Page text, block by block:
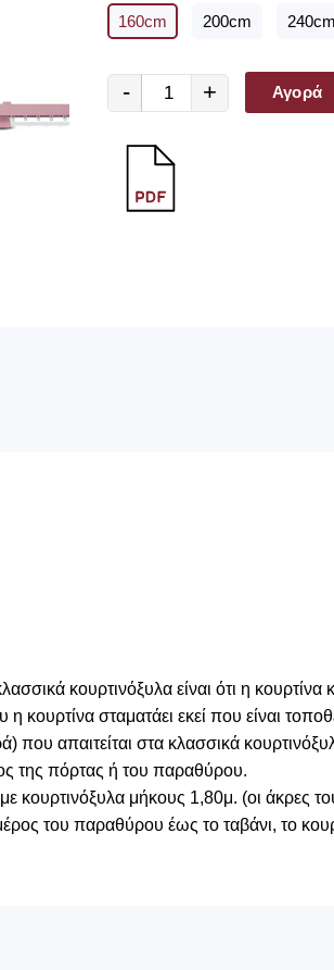
160cm
200cm 240cm
- + Αγορά
κουρτινόξυλα είναι ότι η
κουρτίνα σταματάει εκεί που είναι
απαιτείται στα κλασσικά
της πόρτας ή του παραθύρου.
μήκους 1,80μ. (οι άκρες
του παραθύρου έως το ταβάνι, το